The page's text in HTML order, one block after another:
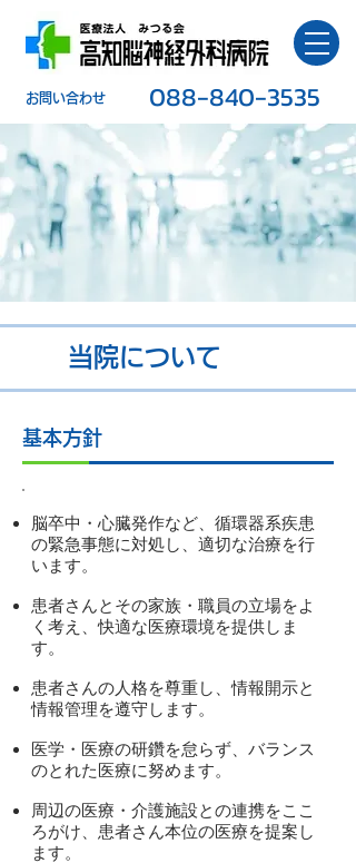
​お問い合わせ 088-840-3535
当院について
基本方針
脳卒中・心臓発作など、循環器系疾患
の緊急事態に対処し、適切な治療を行
います。
患者さんとその家族・職員の立場をよ
く考え、快適な医療環境を提供しま
す。
患者さんの人格を尊重し、情報開示と
情報管理を遵守します。
医学・医療の研鑽を怠らず、バランス
のとれた医療に努めます。
周辺の医療・介護施設との連携をここ
ろがけ、患者さん本位の医療を提案し
ます。